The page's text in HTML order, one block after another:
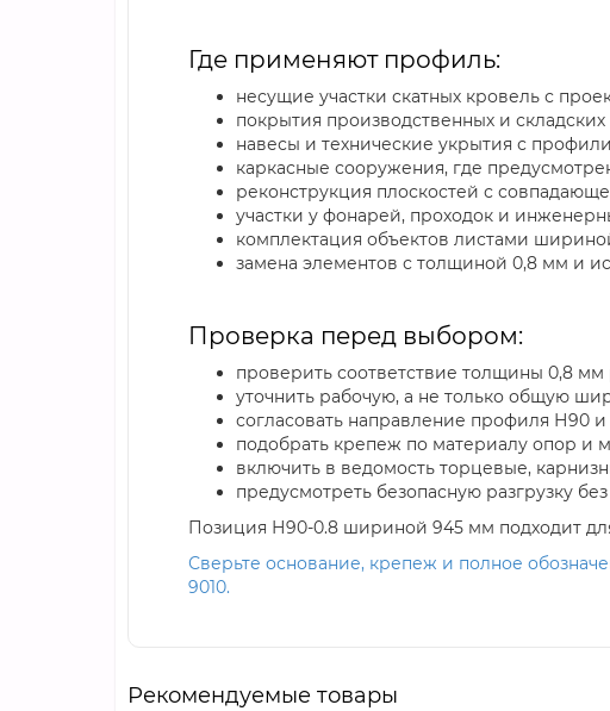
Где применяют профиль:
несущие участки скатных кровель с
покрытия производственных и
навесы и технические укрытия с
каркасные сооружения, где
реконструкция плоскостей с
участки у фонарей, проходок и
комплектация объектов листами
замена элементов с толщиной 0,8 мм и
Проверка перед выбором:
проверить соответствие толщины 0,8
уточнить рабочую, а не только общую
согласовать направление профиля Н90
подобрать крепеж по материалу опор и
включить в ведомость торцевые,
предусмотреть безопасную разгрузку
Позиция Н90-0.8 шириной 945 мм подходит
Сверьте основание, крепеж и полное
9010.
Рекомендуемые товары